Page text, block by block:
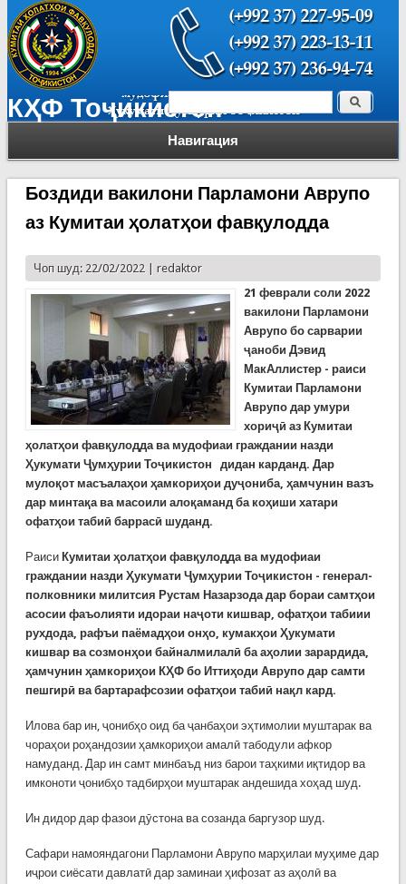
КҲФ Тоҷикистон
Навигация
Форма поиска Поиск
Боздиди вакилони Парламони Аврупо
аз Кумитаи ҳолатҳои фавқулодда
Чоп шуд: 22/02/2022 | redaktor
21 феврали соли 2022
вакилони Парламони
Аврупо бо сарварии
ҷаноби Дэвид
МакАллистер - раиси
Кумитаи Парламони
Аврупо дар умури
хориҷӣ аз Кумитаи
ҳолатҳои фавқулодда ва мудофиаи граждании назди
Ҳукумати Ҷумҳурии Тоҷикистон дидан карданд. Дар
мулоқот масъалаҳои ҳамкориҳои дуҷониба, ҳамчунин вазъ
дар минтақа ва масоили алоқаманд ба коҳиши хатари
офатҳои табиӣ баррасӣ шуданд.
Раиси Кумитаи ҳолатҳои фавқулодда ва мудофиаи
граждании назди Ҳукумати Ҷумҳурии Тоҷикистон - генерал-
полковники милитсия Рустам Назарзода дар бораи самтҳои
асосии фаъолияти идораи наҷоти кишвар, офатҳои табиии
рухдода, рафъи паёмадҳои онҳо, кумакҳои Ҳукумати
кишвар ва созмонҳои байналмилалӣ ба аҳолии зарардида,
ҳамчунин ҳамкориҳои КҲФ бо Иттиҳоди Аврупо дар самти
пешгирӣ ва бартарафсозии офатҳои табиӣ нақл кард.
Илова бар ин, ҷонибҳо оид ба ҷанбаҳои эҳтимолии муштарак ва
чораҳои роҳандозии ҳамкориҳои амалӣ табодули афкор
намуданд. Дар ин самт минбаъд низ барои таҳкими иқтидор ва
имконоти ҷонибҳо тадбирҳои муштарак андешида хоҳад шуд.
Ин дидор дар фазои дӯстона ва созанда баргузор шуд.
Сафари намояндагони Парламони Аврупо марҳилаи муҳиме дар
иҷрои сиёсати давлатӣ дар заминаи ҳифозат аз аҳолӣ ва